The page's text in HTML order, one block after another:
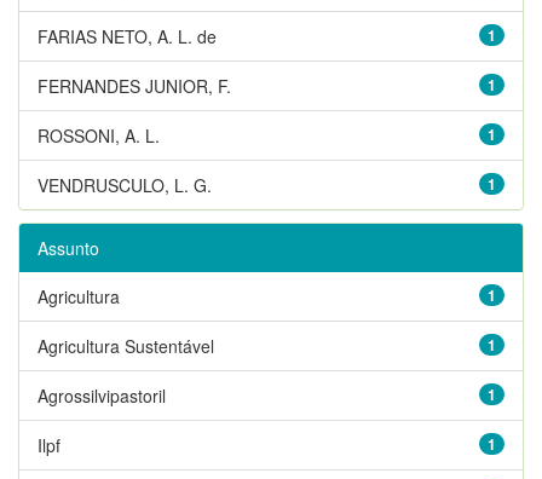
1
FARIAS NETO, A. L. de
1
FERNANDES JUNIOR, F.
1
ROSSONI, A. L.
1
VENDRUSCULO, L. G.
Assunto
1
Agricultura
1
Agricultura Sustentável
1
Agrossilvipastoril
1
Ilpf